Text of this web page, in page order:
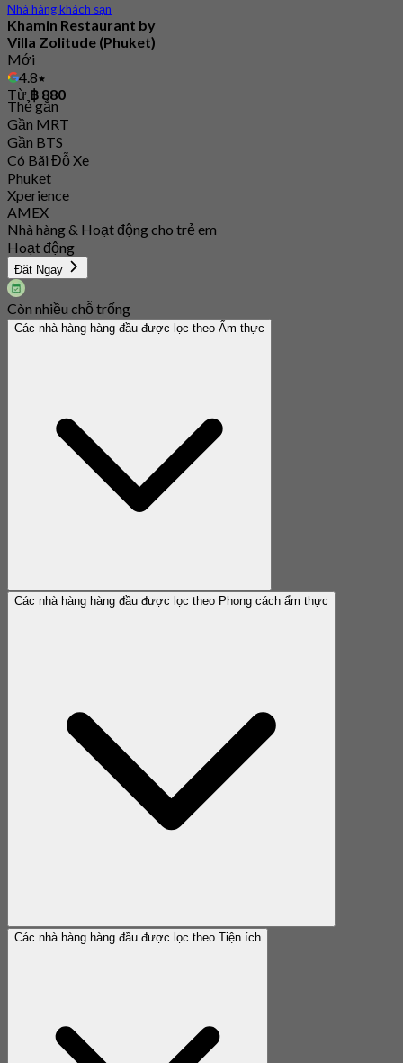
Nhà hàng khách sạn
Khamin Restaurant by
Villa Zolitude (Phuket)
Mới
4.8
Từ ฿ 880
Thẻ gắn
Gần MRT
Gần BTS
Có Bãi Đỗ Xe
Phuket
Xperience
AMEX
Nhà hàng & Hoạt động cho trẻ em
Hoạt động
Đặt Ngay
Còn nhiều chỗ trống
Các nhà hàng hàng đầu được lọc theo Ẩm thực
Các nhà hàng hàng đầu được lọc theo Phong cách ẩm thực
Các nhà hàng hàng đầu được lọc theo Tiện ích